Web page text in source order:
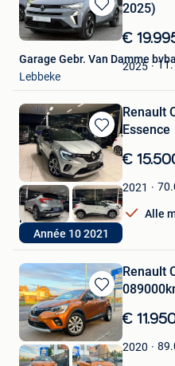
Bewaren
in
Favorieten
2025)
€
2025
Garage Gebr. Van Damme
Lebbeke
Bewaren
in
Mijn
Favorieten
Année 10 2021
Renault
Essence
€
2021
Alle
Hak Auto
Lendelede
Bewaren
in
Mijn
Favorieten
Renault
€
2020